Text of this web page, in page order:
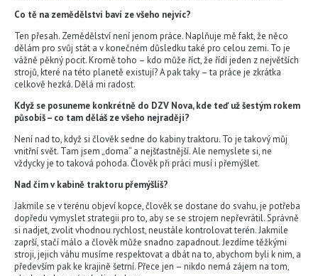
Co tě na zemědělství baví ze všeho nejvíc?
Ten přesah. Zemědělství není jenom práce. Naplňuje mě fakt, že něco
dělám pro svůj stát a v konečném důsledku také pro celou zemi. To je
vážně pěkný pocit. Kromě toho – kdo může říct, že řídí jeden z největších
strojů, které na této planetě existují? A pak taky – ta práce je zkrátka
celkově hezká. Dělá mi radost.
Když se posuneme konkrétně do DZV Nova, kde teď už šestým rokem
působíš – co tam děláš ze všeho nejraději?
Není nad to, když si člověk sedne do kabiny traktoru. To je takový můj
vnitřní svět. Tam jsem „doma“ a nejšťastnější. Ale nemyslete si, ne
vždycky je to taková pohoda. Člověk při práci musí i přemýšlet.
Nad čím v kabině traktoru přemýšlíš?
Jakmile se v terénu objeví kopce, člověk se dostane do svahu, je potřeba
dopředu vymyslet strategii pro to, aby se se strojem nepřevrátil. Správně
si nadjet, zvolit vhodnou rychlost, neustále kontrolovat terén. Jakmile
zaprší, stačí málo a člověk může snadno zapadnout. Jezdíme těžkými
stroji, jejich váhu musíme respektovat a dbát na to, abychom byli k nim, a
především pak ke krajině šetrní. Přece jen – nikdo nemá zájem na tom,